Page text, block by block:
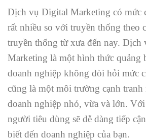
Dịch vụ Digital Marketing có mức
rất nhiều so với truyền thống theo
truyền thống từ xưa đến nay. Dịch
Marketing là một hình thức quảng
doanh nghiệp không đòi hỏi mức
cũng là một môi trường cạnh tranh
doanh nghiệp nhỏ, vừa và lớn.
người tiêu dùng sẽ dễ dàng tiếp
biết đến doanh nghiệp của bạn.